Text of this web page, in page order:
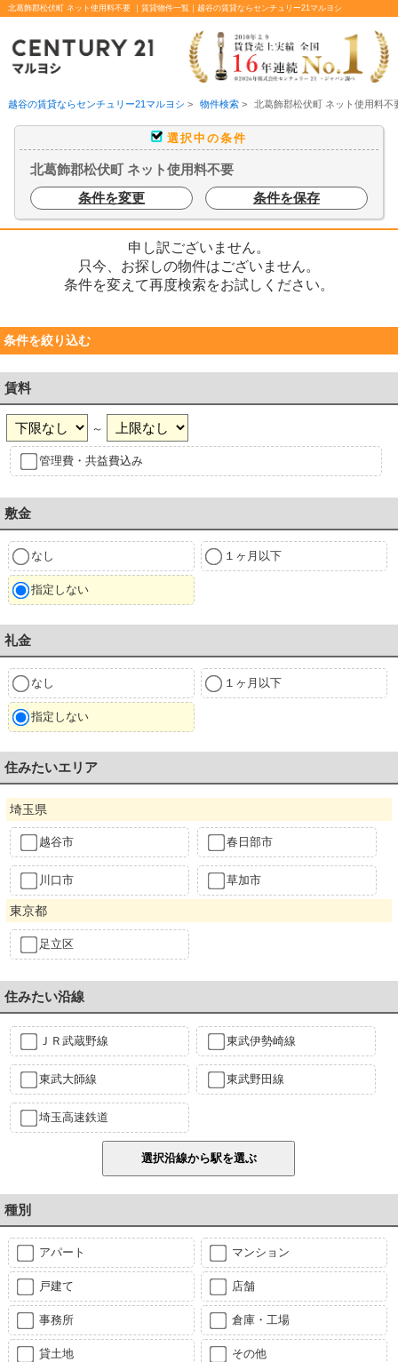
北葛飾郡松伏町 ネット使用料不要 ｜賃貸物件一覧｜越谷の賃貸ならセンチュリー21マルヨシ
越谷の賃貸ならセンチュリー21マルヨシ > 物件検索> 北葛飾郡松伏町 ネット使用料不
選択中の条件
北葛飾郡松伏町 ネット使用料不要
条件を変更
条件を保存
申し訳ございません。
只今、お探しの物件はございません。
条件を変えて再度検索をお試しください。
条件を絞り込む
賃料
～
管理費・共益費込み
敷金
なし １ヶ月以下
指定しない
礼金
なし １ヶ月以下
指定しない
住みたいエリア
埼玉県
越谷市 春日部市
川口市 草加市
東京都
足立区
住みたい沿線
ＪＲ武蔵野線 東武伊勢崎線
東武大師線 東武野田線
埼玉高速鉄道
種別
アパート マンション
戸建て 店舗
事務所 倉庫・工場
貸土地 その他